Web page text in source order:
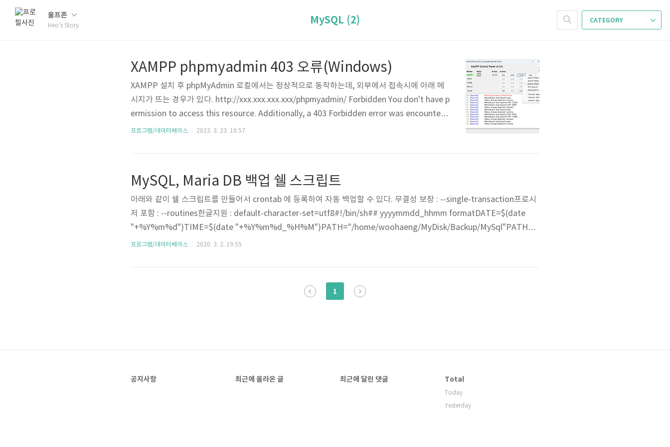
울프존
Heo's Story
CATEGORY
MySQL (2)
XAMPP phpmyadmin 403 오류(Windows)
XAMPP 설치 후 phpMyAdmin 로컬에서는 정상적으로 동작하는데, 외부에서 접속시에 아래 메
시지가 뜨는 경우가 있다. http://xxx.xxx.xxx.xxx/phpmyadmin/ Forbidden You don't have p
ermission to access this resource. Additionally, a 403 Forbidden error was encountere
d while trying to use an ErrorDocument to handle the request. Apache/2.4.54 (Win64)
프로그램/데이터베이스 2023. 3. 23. 10:57
MySQL, Maria DB 백업 쉘 스크립트
아래와 같이 쉘 스크립트를 만들어서 crontab 에 등록하여 자동 백업할 수 있다. 무결성 보장 : --single-transaction프로시
저 포함 : --routines한글지원 : default-character-set=utf8#!/bin/sh## yyyymmdd_hhmm formatDATE=$(date
"+%Y%m%d")TIME=$(date "+%Y%m%d_%H%M")PATH="/home/woohaeng/MyDisk/Backup/MySql"PATHTI
ME=${PATH}/${DATE}/${TIME}#/bin/mv ${PATH}*.sql "/media/vf-db/Seagate Backup Plus Drive/DB백업"cd
프로그램/데이터베이스 2020. 3. 2. 19:55
1
공지사항 최근에 올라온 글 최근에 달린 댓글 Total
Today
Yesterday